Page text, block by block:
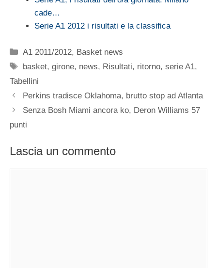
cade…
Serie A1 2012 i risultati e la classifica
Categorie
A1 2011/2012, Basket news
Tag
basket,girone, news, Risultati, ritorno,serie A1,
Tabellini
Perkins tradisce Oklahoma, brutto stop ad Atlanta
Senza Bosh Miami ancora ko, Deron Williams 57
punti
Lascia un commento